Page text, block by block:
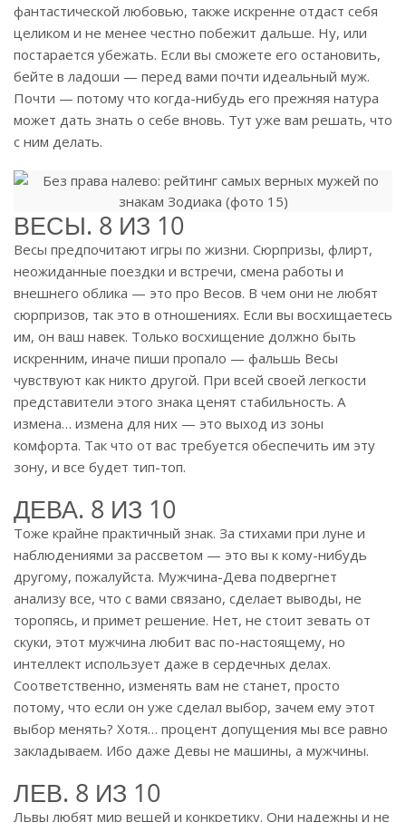
фантастической любовью, также искренне отдаст себя
целиком и не менее честно побежит дальше. Ну, или
постарается убежать. Если вы сможете его остановить,
бейте в ладоши — перед вами почти идеальный муж.
Почти — потому что когда-нибудь его прежняя натура
может дать знать о себе вновь. Тут уже вам решать, что
с ним делать.
ВЕСЫ. 8 ИЗ 10
Весы предпочитают игры по жизни. Сюрпризы, флирт,
неожиданные поездки и встречи, смена работы и
внешнего облика — это про Весов. В чем они не любят
сюрпризов, так это в отношениях. Если вы восхищаетесь
им, он ваш навек. Только восхищение должно быть
искренним, иначе пиши пропало — фальшь Весы
чувствуют как никто другой. При всей своей легкости
представители этого знака ценят стабильность. А
измена… измена для них — это выход из зоны
комфорта. Так что от вас требуется обеспечить им эту
зону, и все будет тип-топ.
ДЕВА. 8 ИЗ 10
Тоже крайне практичный знак. За стихами при луне и
наблюдениями за рассветом — это вы к кому-нибудь
другому, пожалуйста. Мужчина-Дева подвергнет
анализу все, что с вами связано, сделает выводы, не
торопясь, и примет решение. Нет, не стоит зевать от
скуки, этот мужчина любит вас по-настоящему, но
интеллект использует даже в сердечных делах.
Соответственно, изменять вам не станет, просто
потому, что если он уже сделал выбор, зачем ему этот
выбор менять? Хотя… процент допущения мы все равно
закладываем. Ибо даже Девы не машины, а мужчины.
ЛЕВ. 8 ИЗ 10
Львы любят мир вещей и конкретику. Они надежны и не